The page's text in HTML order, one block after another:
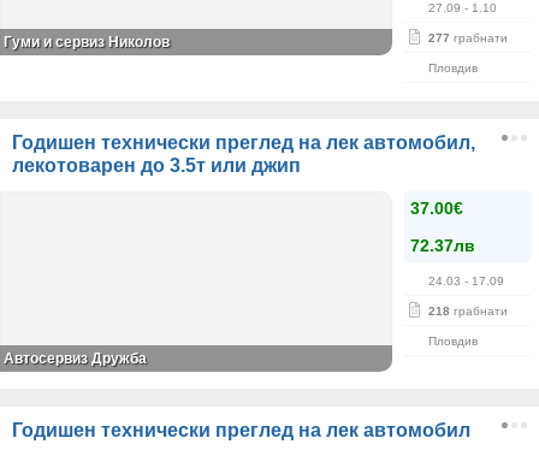
27.09 - 1.10
277 грабнати
Пловдив
Гуми и сервиз Николов
Годишен технически преглед на лек автомобил,
лекотоварен до 3.5т или джип
37.00€
72.37лв
24.03 - 17.09
218 грабнати
Пловдив
Автосервиз Дружба
Годишен технически преглед на лек автомобил